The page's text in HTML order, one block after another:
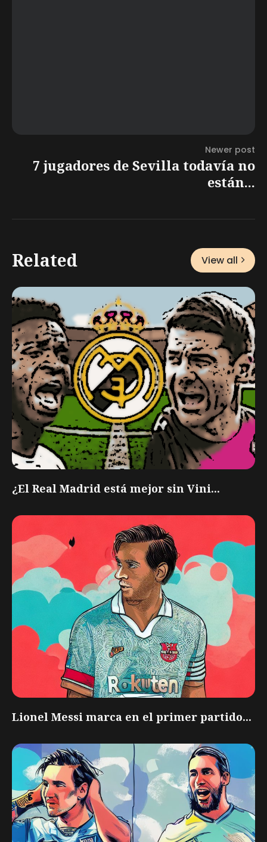
Newer post
7 jugadores de Sevilla todavía no
están...
Related View all
¿El Real Madrid está mejor sin Vini...
Lionel Messi marca en el primer partido...